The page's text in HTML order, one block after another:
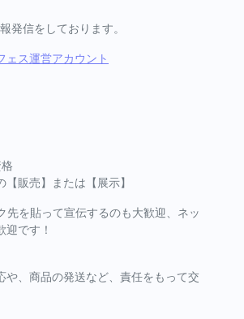
発信をしております。
ェス運営アカウント
販売】または【展示】
を貼って宣伝するのも大歓迎、ネッ
迎です！
、商品の発送など、責任をもって交